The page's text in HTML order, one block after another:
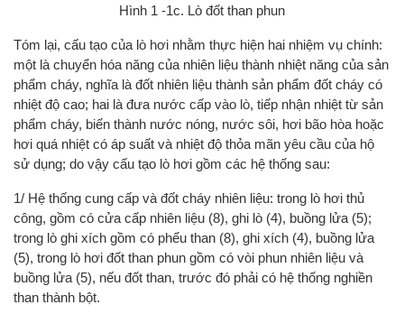
Hình 1 -1c. Lò đốt than phun
Tóm lại, cấu tạo của lò hơi nhằm thực hiện hai nhiệm vụ chính:
một là chuyển hóa năng của nhiên liệu thành nhiệt năng của sản
phẩm cháy, nghĩa là đốt nhiên liệu thành sản phẩm đốt cháy có
nhiệt độ cao; hai là đưa nước cấp vào lò, tiếp nhận nhiệt từ sản
phẩm cháy, biến thành nước nóng, nước sôi, hơi bão hòa hoặc
hơi quá nhiệt có áp suất và nhiệt độ thỏa mãn yêu cầu của hộ
sử dụng; do vậy cấu tạo lò hơi gồm các hệ thống sau:
1/ Hệ thống cung cấp và đốt cháy nhiên liệu: trong lò hơi thủ
công, gồm có cửa cấp nhiên liệu (8), ghi lò (4), buồng lửa (5);
trong lò ghi xích gồm có phểu than (8), ghi xích (4), buồng lửa
(5), trong lò hơi đốt than phun gồm có vòi phun nhiên liệu và
buồng lửa (5), nếu đốt than, trước đó phải có hệ thống nghiền
than thành bột.